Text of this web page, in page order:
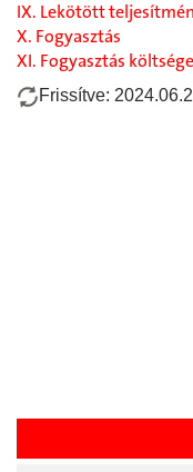
IX. Lekötött
X. Fogyasztás
XI. Fogyasztás költsége
Frissítve: